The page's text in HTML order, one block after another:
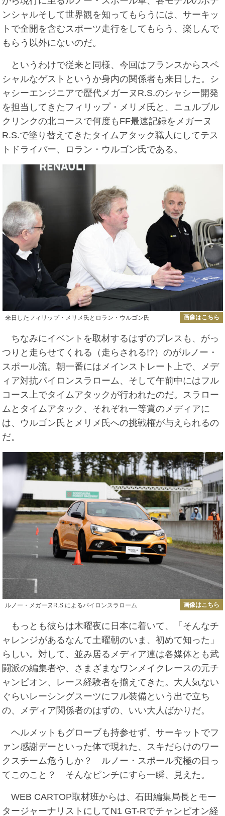
ンシャルそして世界観を知ってもらうには、サーキッ
トで全開を含むスポーツ走行をしてもらう、楽しんで
もらう以外にないのだ。
というわけで従来と同様、今回はフランスからスペ
シャルなゲストというか身内の関係者も来日した。シ
ャシーエンジニアで歴代メガーヌR.S.のシャシー開発
を担当してきたフィリップ・メリメ氏と、ニュルブル
クリンクの北コースで何度もFF最速記録をメガーヌ
R.S.で塗り替えてきたタイムアタック職人にしてテス
トドライバー、ロラン・ウルゴン氏である。
来日したフィリップ・メリメ氏とロラン・ウルゴン氏 画像はこちら
ちなみにイベントを取材するはずのプレスも、がっ
つりと走らせてくれる（走らされる!?）のがルノー・
スポール流。朝一番にはメインストレート上で、メデ
ィア対抗パイロンスラローム、そして午前中にはフル
コース上でタイムアタックが行われたのだ。スラロー
ムとタイムアタック、それぞれ一等賞のメディアに
は、ウルゴン氏とメリメ氏への挑戦権が与えられるの
だ。
ルノー・メガーヌR.S.によるパイロンスラローム 画像はこちら
もっとも彼らは木曜夜に日本に着いて、「そんなチ
ャレンジがあるなんて土曜朝のいま、初めて知った」
らしい。対して、並み居るメディア連は各媒体とも武
闘派の編集者や、さまざまなワンメイクレースの元チ
ャンピオン、レース経験者を揃えてきた。大人気ない
ぐらいレーシングスーツにフル装備という出で立ち
の、メディア関係者のはずの、いい大人ばかりだ。
ヘルメットもグローブも持参せず、サーキットでフ
ァン感謝デーといった体で現れた、スキだらけのワー
クスチーム危うしか？ ルノー・スポール究極の日っ
てこのこと？ そんなピンチにすら一瞬、見えた。
WEB CARTOP取材班からは、石田編集局長とモー
タージャーナリストにしてN1 GT-Rでチャンピオン経